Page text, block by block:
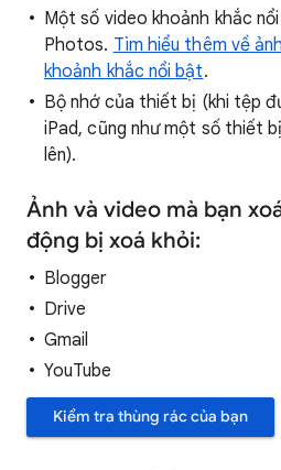
Một số video khoảnh khắc
Photos. Tìm hiểu thêm về
khoảnh khắc nổi bật.
Bộ nhớ của thiết bị (khi tệp
iPad, cũng như một số thiết
lên).
Ảnh và video mà bạn
động bị xoá khỏi:
Blogger
Drive
Gmail
YouTube
Kiểm tra thùng rác của bạn